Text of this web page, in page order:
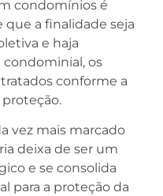
condomínios é
a finalidade seja
e haja
condominial, os
conforme a
proteção.
vez mais marcado
deixa de ser um
e se consolida
para a proteção da